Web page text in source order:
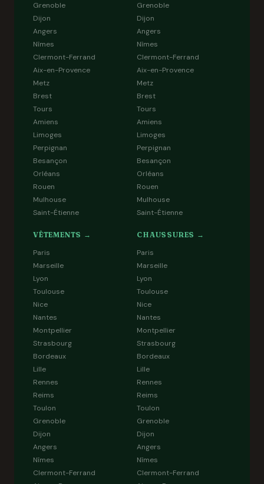
Grenoble
Dijon
Angers
Nîmes
Clermont-Ferrand
Aix-en-Provence
Metz
Brest
Tours
Amiens
Limoges
Perpignan
Besançon
Orléans
Rouen
Mulhouse
Saint-Étienne
Grenoble
Dijon
Angers
Nîmes
Clermont-Ferrand
Aix-en-Provence
Metz
Brest
Tours
Amiens
Limoges
Perpignan
Besançon
Orléans
Rouen
Mulhouse
Saint-Étienne
VÊTEMENTS →
Paris
Marseille
Lyon
Toulouse
Nice
Nantes
Montpellier
Strasbourg
Bordeaux
Lille
Rennes
Reims
Toulon
Grenoble
Dijon
Angers
Nîmes
Clermont-Ferrand
CHAUSSURES →
Paris
Marseille
Lyon
Toulouse
Nice
Nantes
Montpellier
Strasbourg
Bordeaux
Lille
Rennes
Reims
Toulon
Grenoble
Dijon
Angers
Nîmes
Clermont-Ferrand